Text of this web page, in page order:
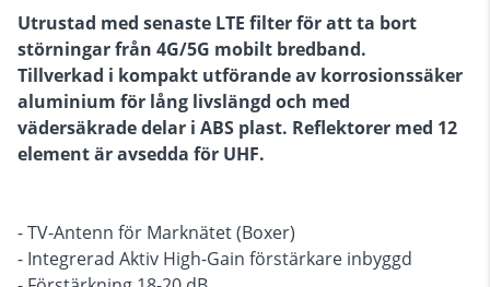
Utrustad med senaste LTE filter för att ta bort
störningar från 4G/5G mobilt bredband.
Tillverkad i kompakt utförande av korrosionssäker
aluminium för lång livslängd och med
vädersäkrade delar i ABS plast. Reflektorer med 12
element är avsedda för UHF.
- TV-Antenn för Marknätet (Boxer)
- Integrerad Aktiv High-Gain förstärkare inbyggd